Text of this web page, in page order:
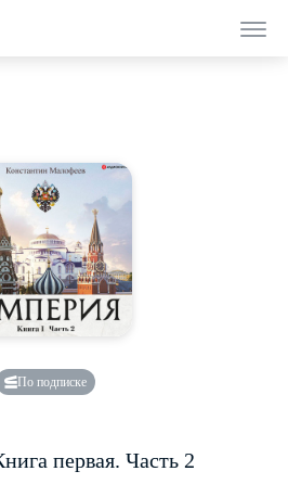
По подписке
первая. Часть 2